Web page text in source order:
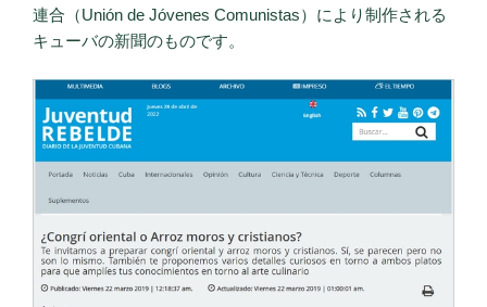
連合（Unión de Jóvenes Comunistas）により制作される
キューバの新聞のものです。